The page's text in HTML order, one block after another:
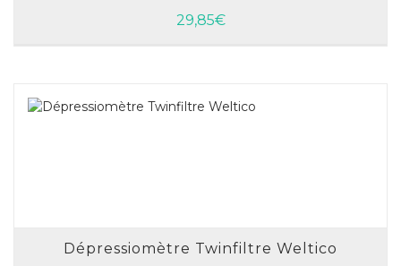
29,85€
AJOUTER AU PANIER
Dépressiomètre Twinfiltre Weltico